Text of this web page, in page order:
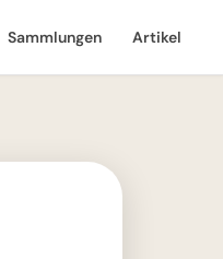
Sammlungen Artikel